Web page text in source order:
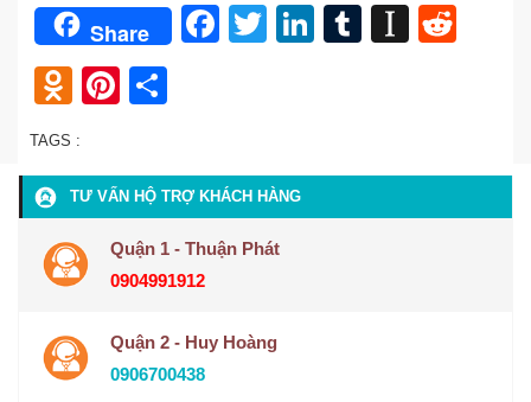
Share Facebook
TwitterLinkedIn
Tumblr
Odnoklassniki
Pinterest
TAGS :
TƯ VẤN HỘ TRỢ KHÁCH HÀNG
Quận 1 - Thuận Phát
0904991912
Quận 2 - Huy Hoàng
0906700438